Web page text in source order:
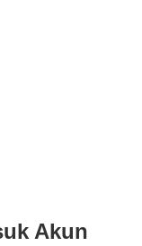
Akun